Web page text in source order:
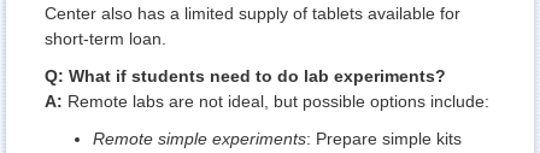
Center also has a limited supply of tablets available for
short-term loan.
Q: What if students need to do lab experiments?
A: Remote labs are not ideal, but possible options include:
Remote simple experiments: Prepare simple kits